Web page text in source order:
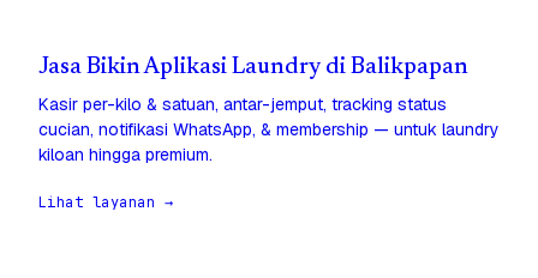
Jasa Bikin Aplikasi Laundry di Balikpapan
Kasir per-kilo & satuan, antar-jemput, tracking status
cucian, notifikasi WhatsApp, & membership — untuk laundry
kiloan hingga premium.
Lihat layanan →